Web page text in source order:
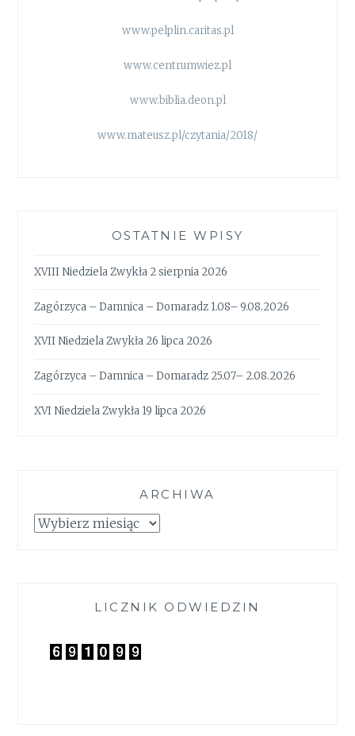
www.pelplin.caritas.pl
www.centrumwiez.pl
www.biblia.deon.pl
www.mateusz.pl/czytania/2018/
OSTATNIE WPISY
XVIII Niedziela Zwykła 2 sierpnia 2026
Zagórzyca – Damnica – Domaradz 1.08– 9.08.2026
XVII Niedziela Zwykła 26 lipca 2026
Zagórzyca – Damnica – Domaradz 25.07– 2.08.2026
XVI Niedziela Zwykła 19 lipca 2026
ARCHIWA
Archiwa
LICZNIK ODWIEDZIN